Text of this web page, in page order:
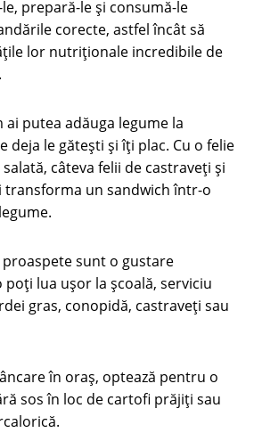
prepară-le şi consumă-le
corecte, astfel încât să
lor nutriţionale incredibile de
ai putea adăuga legume la
deja le găteşti şi îţi plac. Cu o felie
câteva felii de castraveţi şi
transforma un sandwich într-o
proaspete sunt o gustare
poţi lua uşor la şcoală, serviciu
gras, conopidă, castraveţi sau
în oraş, optează pentru o
sos în loc de cartofi prăjiţi sau